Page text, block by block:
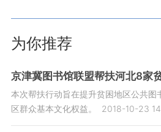
为你推荐
京津冀图书馆联盟帮扶河北8家
本次帮扶行动旨在提升贫困地区公共图
区群众基本文化权益。
2018-10-23